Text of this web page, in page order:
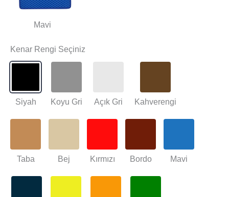
Mavi
Kenar Rengi Seçiniz
Siyah Koyu Gri Açık Gri Kahverengi
Taba Bej Kırmızı Bordo Mavi